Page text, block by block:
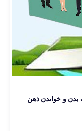
بدن و خواندن ذهن